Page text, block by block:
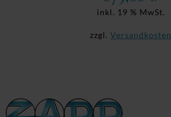
inkl. 19 % MwSt.
zzgl. Versandkosten